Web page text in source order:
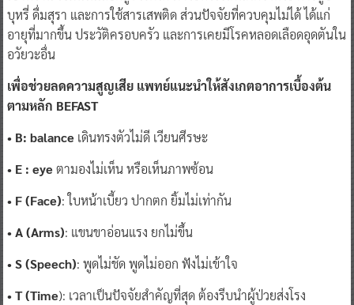
บุหรี่ ดื่มสุรา และการใช้สารเสพติด ส่วนปัจจัยที่ควบคุมไม่ได้ ได้แก่
อายุที่มากขึ้น ประวัติครอบครัว และการเคยมีโรคหลอดเลือดอุดตันใน
อวัยวะอื่น
เพื่อช่วยลดความสูญเสีย แพทย์แนะนำให้สังเกตอาการเบื้องต้น
ตามหลัก BEFAST
• B: balanceเดินทรงตัวไม่ดี เวียนศีรษะ
• E : eyeตามองไม่เห็น หรือเห็นภาพซ้อน
• F (Face): ใบหน้าเบี้ยว ปากตก ยิ้มไม่เท่ากัน
• A (Arms): แขนขาอ่อนแรง ยกไม่ขึ้น
• S (Speech): พูดไม่ชัด พูดไม่ออก ฟังไม่เข้าใจ
• T (Time): เวลาเป็นปัจจัยสำคัญที่สุด ต้องรีบนำผู้ป่วยส่งโรง